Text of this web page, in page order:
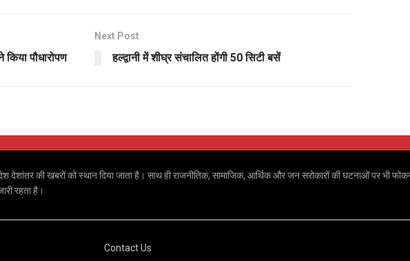
पौधारोपण
Next Post
हल्द्वानी में शीघ्र संचालित होंगी 50 सिटी बसें
देशांतर की खबरों को स्थान दिया जाता है। साथ ही राजनीतिक, सामाजिक, आर्थिक और जन सरोकारों की घटनाओं पर भी
रहता है।
Contact Us